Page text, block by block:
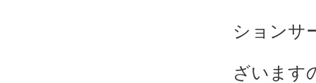
ションサ
ざいます